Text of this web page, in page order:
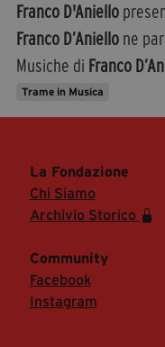
Franco D'Aniello
Franco D’Aniello ne
Musiche di Franco
Trame in Musica
La Fondazione
Chi Siamo
Archivio Storico
Community
Facebook
Instagram